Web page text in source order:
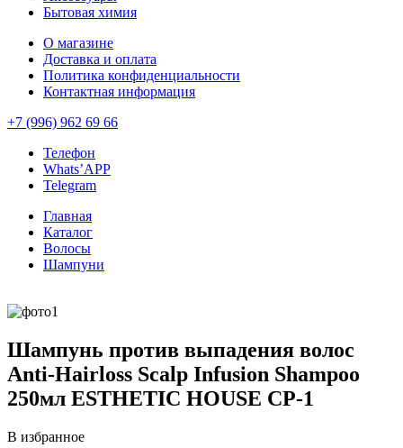
Бытовая химия
О магазине
Доставка и оплата
Политика конфиденциальности
Контактная информация
+7 (996) 962 69 66
Телефон
Whats’APP
Telegram
Главная
Каталог
Волосы
Шампуни
Шампунь против выпадения волос
Anti-Hairloss Scalp Infusion Shampoo
250мл ESTHETIC HOUSE CP-1
В избранное